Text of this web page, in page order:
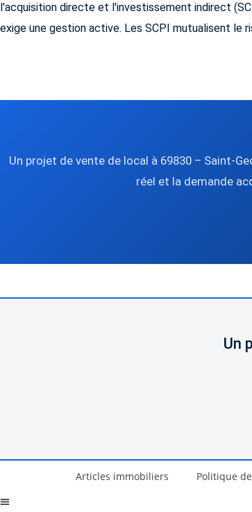
l'acquisition directe et l'investissement indirect
exige une gestion active. Les SCPI mutualisent le
Un projet de vente de local à 69830 – Saint-
réel et la demande
Un
Articles immobiliers Politique